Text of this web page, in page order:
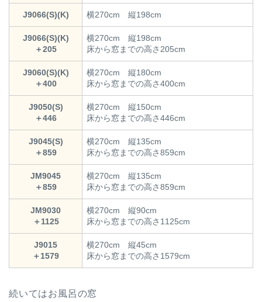
J9066(S)(K) 横270cm 縦198cm
J9066(S)(K)
＋205
横270cm 縦198cm
床から窓までの高さ205cm
J9060(S)(K)
＋400
横270cm 縦180cm
床から窓までの高さ400cm
J9050(S)
＋446
横270cm 縦150cm
床から窓までの高さ446cm
J9045(S)
＋859
横270cm 縦135cm
床から窓までの高さ859cm
JM9045
＋859
横270cm 縦135cm
床から窓までの高さ859cm
JM9030
＋1125
横270cm 縦90cm
床から窓までの高さ1125cm
J9015
＋1579
横270cm 縦45cm
床から窓までの高さ1579cm
続いてはお風呂の窓